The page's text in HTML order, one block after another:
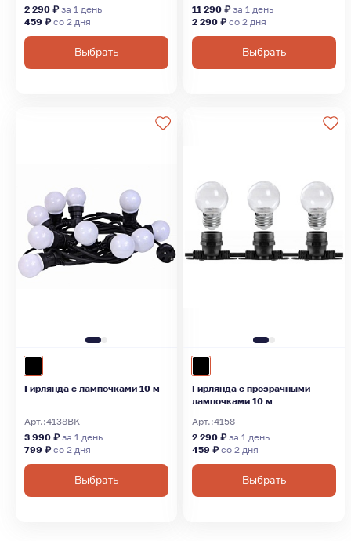
2 290 ₽за 1 день
459 ₽со 2 дня
Выбрать
11 290 ₽за 1 день
2 290 ₽со 2 дня
Выбрать
Гирлянда с лампочками 10 м
Арт.:4138BK
3 990 ₽за 1 день
799 ₽со 2 дня
Выбрать
Гирлянда с прозрачными
лампочками 10 м
Арт.:4158
2 290 ₽за 1 день
459 ₽со 2 дня
Выбрать